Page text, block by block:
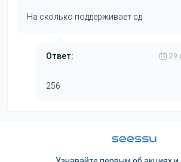
На сколько поддерживает сд
Ответ: 29
256